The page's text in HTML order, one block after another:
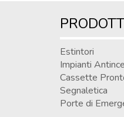
Estintori
Impianti
Cassette
Segnaletica
Porte di